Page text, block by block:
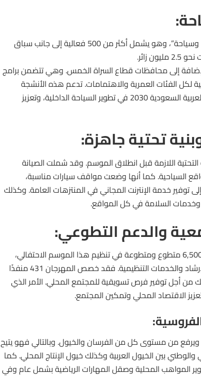
المهرجان يحمل شعار “الباحة.. تراث وسياحة”، وهو يشمل أكثر من 500 فعالية إلى جانب سباق
زائر.
إلى محافظات قطاع السراة الخمس. وهي تتضمن برامج
لكل الفئات العمرية والاهتمامات. تدعم هذه الأنشجة
والفعاليات أهداف رؤية المملكة العربية السعودية 2030 في تطوير السياحة الداخلية، وتعزيز
تحتية جاهزة:
اللازمة قبل انطلاق الموسم. وقد شملت الصيانة
السياحية. كما أنها وضعت مواقف سيارات مناسبة،
توفير خدمة الإنترنت المجاني في المنتزهات العامة. وكذلك
السلامة في كل المواقع.
والدعم التطوعي:
من الجدير بالذكر مشاركة أكثر من 6,500 متطوع ومتطوعة في تنظيم هذا الموسم الاحتفالي،
وذلك ضمن برنامج شامل يغطي الإرشاد والخدمات التنظيمية. فقد خصص المهرجان 431 منفذًا
حاضنة بيع، وذلك من أجل توفير فرص تسويقية للمجتمع المحلي. الأمر الذي
الاقتصاد المحلي وتمكين المجتمع.
من مستوى كل من الفرسان والخيول. وبالتالي فهو يتيح
والوطني بينالخيولالعربية وكذلك خيول الإنتاج المحلي. كما
المواهب المحلية وصقل المهارات الرياضية بشمل عام وفي